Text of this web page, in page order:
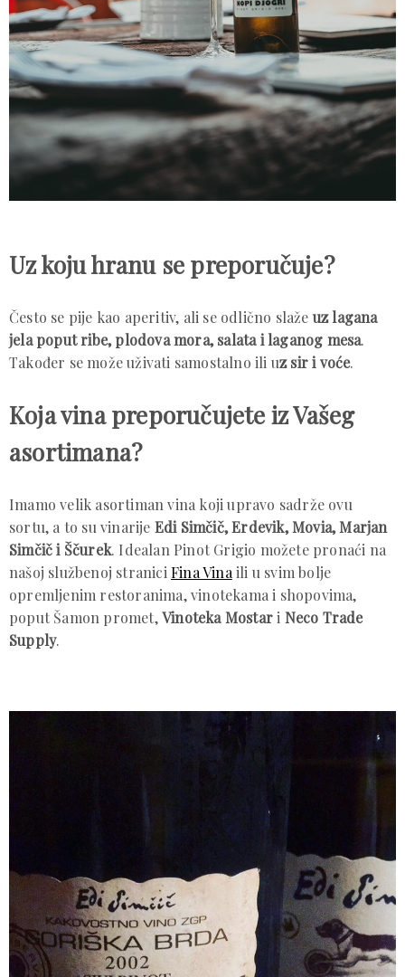
Uz koju hranu se preporučuje?
Često se pije kao aperitiv, ali se odlično slažeuz lagana
jela poput ribe, plodova mora, salata i laganog mesa.
Također se može uživati samostalno ili uz sir i voće.
Koja vina preporučujete iz Vašeg
asortimana?
Imamo velik asortiman vina koji upravo sadrže ovu
sortu, a to su vinarije Edi Simčič, Erdevik, Movia, Marjan
Simčič i Ščurek. Idealan Pinot Grigio možete pronaći na
našoj službenoj stranici Fina Vina ili u svim bolje
opremljenim restoranima, vinotekama i shopovima,
poput Šamon promet,Vinoteka Mostari Neco Trade
Supply.